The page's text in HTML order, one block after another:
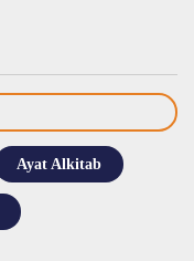
Ayat Alkitab